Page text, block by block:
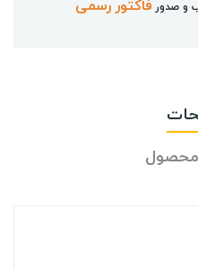
و صدور فاکتور رسمی